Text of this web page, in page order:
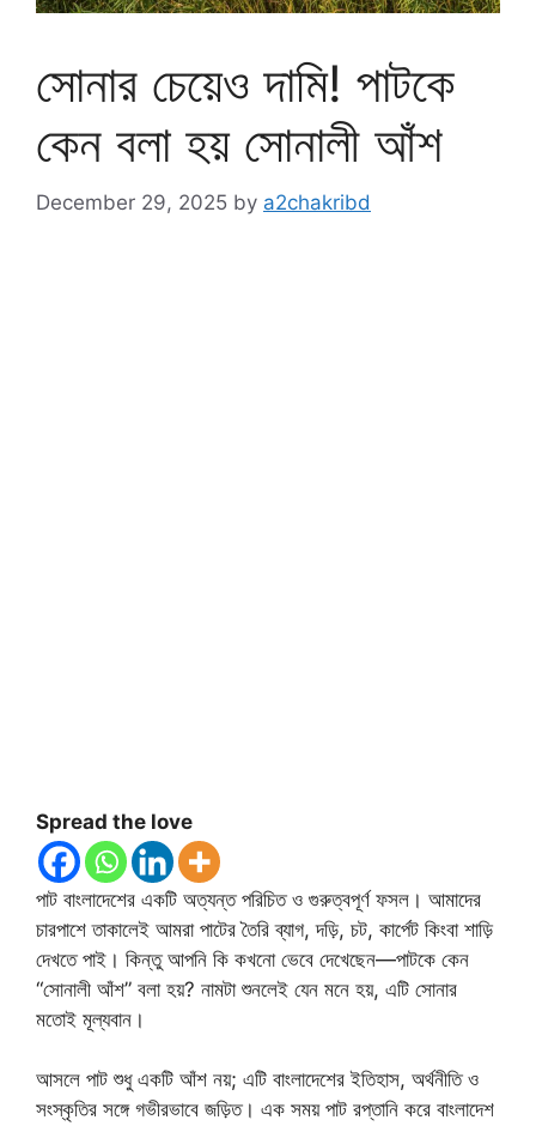
সোনার চেয়েও দামি! পাটকে
কেন বলা হয় সোনালী আঁশ
December 29, 2025 by a2chakribd
Spread the love
পাট বাংলাদেশের একটি অত্যন্ত পরিচিত ও গুরুত্বপূর্ণ ফসল। আমাদের
চারপাশে তাকালেই আমরা পাটের তৈরি ব্যাগ, দড়ি, চট, কার্পেট কিংবা শাড়ি
দেখতে পাই। কিন্তু আপনি কি কখনো ভেবে দেখেছেন—পাটকে কেন
“সোনালী আঁশ” বলা হয়? নামটা শুনলেই যেন মনে হয়, এটি সোনার
মতোই মূল্যবান।
আসলে পাট শুধু একটি আঁশ নয়; এটি বাংলাদেশের ইতিহাস, অর্থনীতি ও
সংস্কৃতির সঙ্গে গভীরভাবে জড়িত। এক সময় পাট রপ্তানি করে বাংলাদেশ